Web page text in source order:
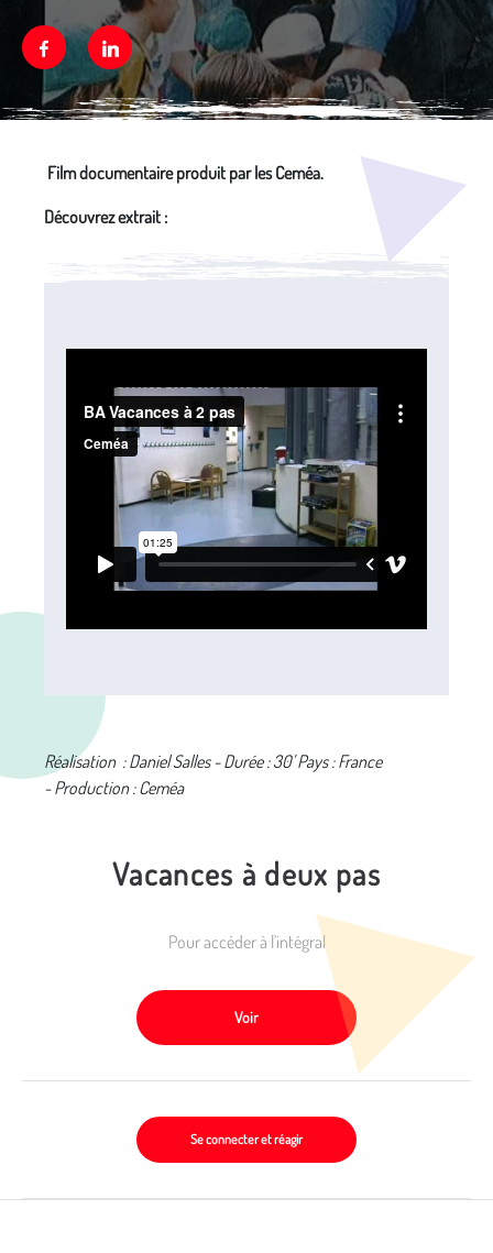
FacebookLinkedin
Film documentaire produit par les Ceméa.
Découvrez extrait :
Réalisation : Daniel Salles - Durée : 30' Pays : France
- Production : Ceméa
Vacances à deux pas
Pour accéder à l'intégral
Voir
Se connecter et réagir